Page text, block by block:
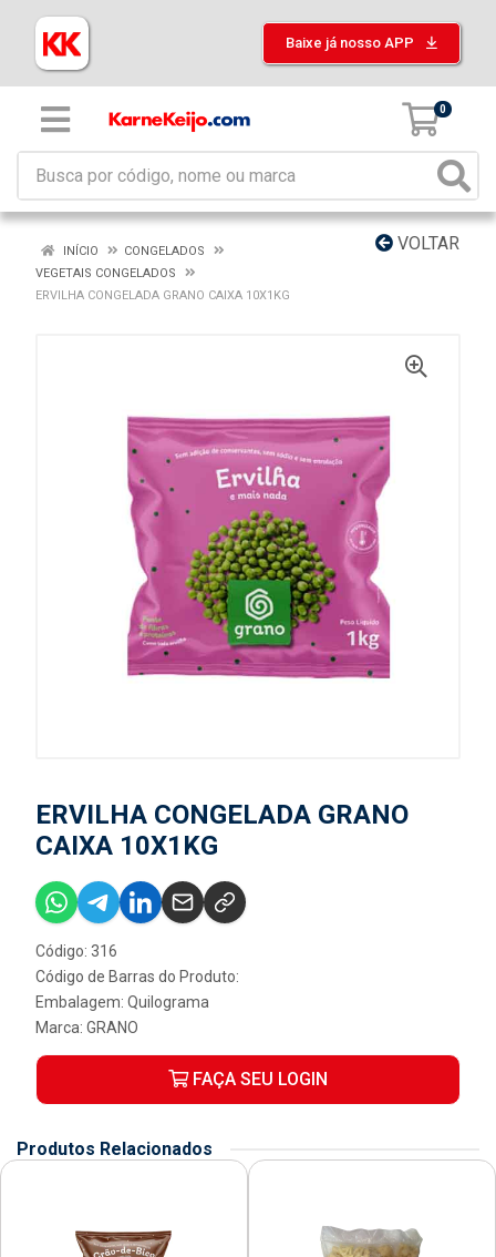
Baixe já nosso APP
0
VOLTAR
INÍCIO
CONGELADOS
VEGETAIS CONGELADOS
ERVILHA CONGELADA GRANO CAIXA 10X1KG
ERVILHA CONGELADA GRANO
CAIXA 10X1KG
Código: 316
Código de Barras do Produto:
Embalagem: Quilograma
Marca: GRANO
FAÇA SEU LOGIN
Produtos Relacionados